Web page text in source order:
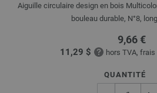
Aiguille circulaire design en bois
bouleau durable, N°8,
9,66 €
11,29 $ hors TVA, frais
QUANTITÉ